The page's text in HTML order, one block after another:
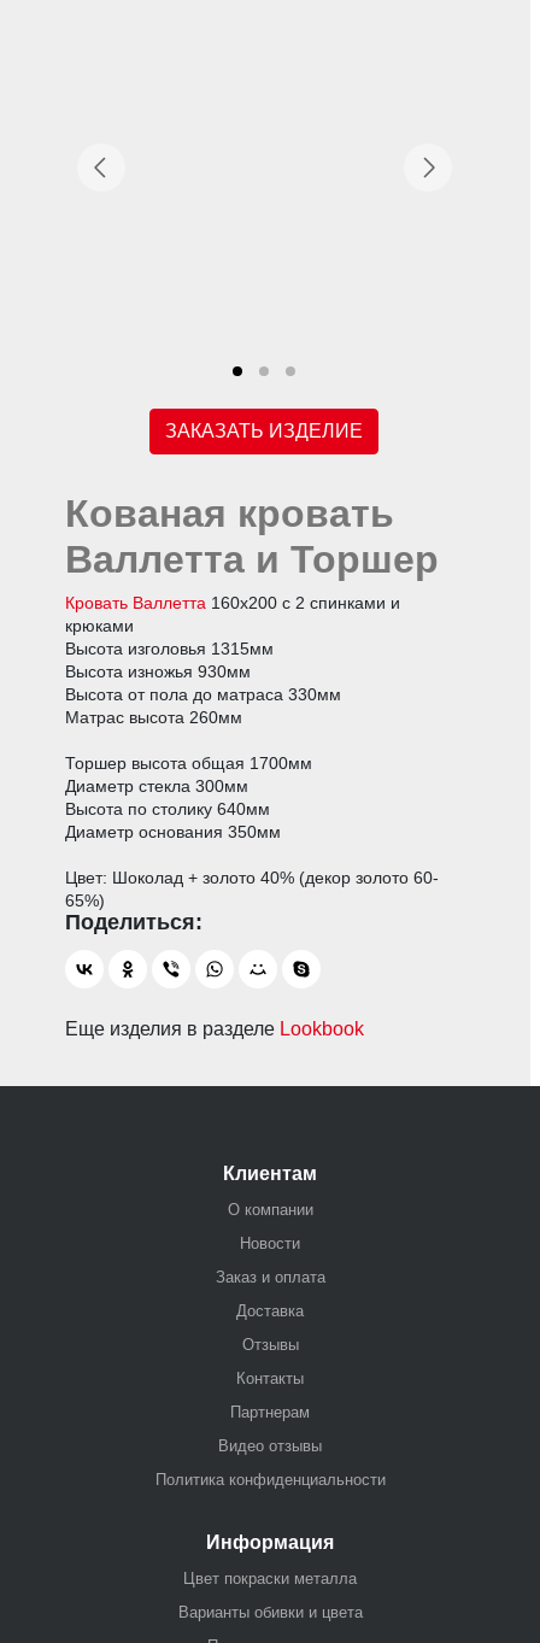
ЗАКАЗАТЬ ИЗДЕЛИЕ
Кованая кровать
Валлетта и Торшер
Кровать Валлетта160х200 с 2 спинками и
крюками
Высота изголовья 1315мм
Высота изножья 930мм
Высота от пола до матраса 330мм
Матрас высота 260мм
Торшер высота общая 1700мм
Диаметр стекла 300мм
Высота по столику 640мм
Диаметр основания 350мм
Цвет: Шоколад + золото 40% (декор золото 60-
65%)
Еще изделия в разделе Lookbook
Клиентам
О компании
Новости
Заказ и оплата
Доставка
Отзывы
Контакты
Партнерам
Видео отзывы
Политика конфиденциальности
Информация
Цвет покраски металла
Варианты обивки и цвета